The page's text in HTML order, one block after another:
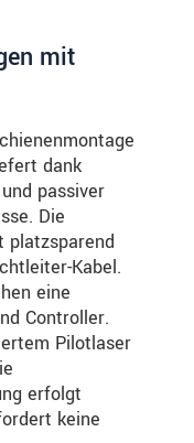
mit
dank
passiver
Die
platzsparend
Kabel.
eine
Controller.
Pilotlaser
erfolgt
keine